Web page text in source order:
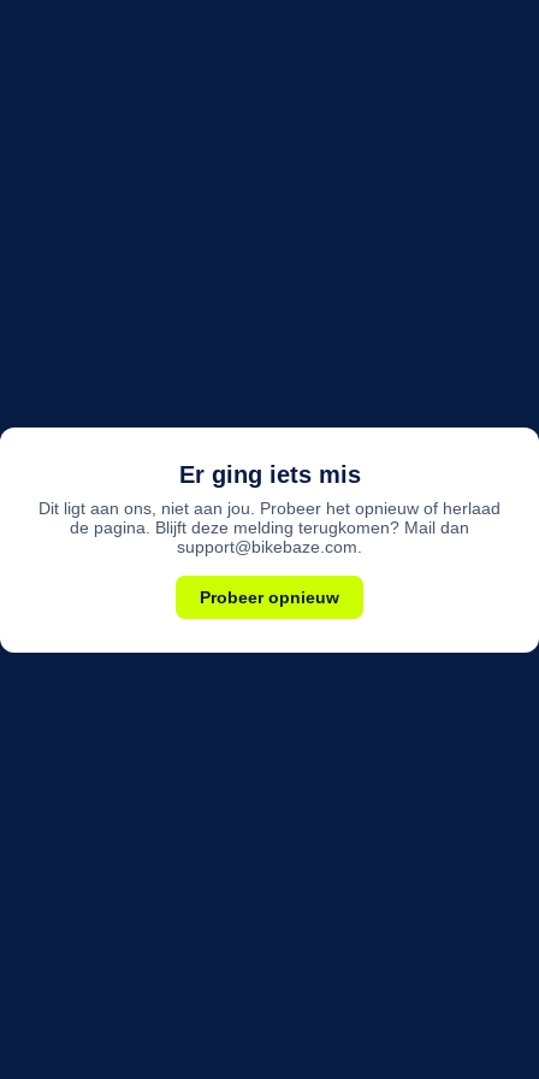
Er ging iets mis
Dit ligt aan ons, niet aan jou. Probeer het opnieuw of herlaad
de pagina. Blijft deze melding terugkomen? Mail dan
support@bikebaze.com.
Probeer opnieuw